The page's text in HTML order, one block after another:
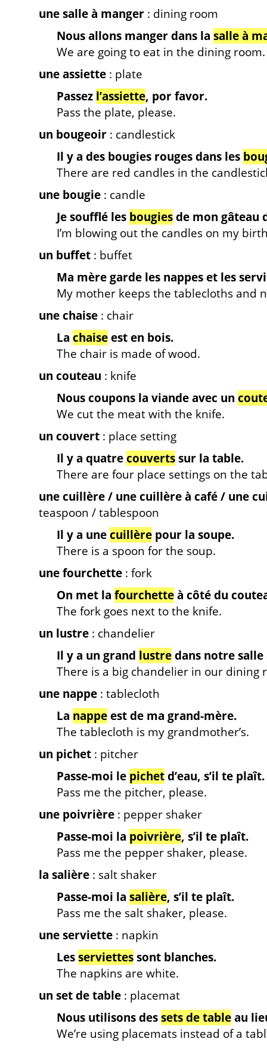
une salle à manger : dining room
Nous allons manger dans la salle à
We are going to eat in the dining room.
une assiette : plate
Passez l’assiette, por favor.
Pass the plate, please.
un bougeoir : candlestick
Il y a des bougies rouges dans les
There are red candles in the
une bougie : candle
Je soufflé les bougiesde mon gâteau
I’m blowing out the candles on my
un buffet : buffet
Ma mère garde les nappes et les
My mother keeps the tablecloths and
une chaise : chair
La chaiseest en bois.
The chair is made of wood.
un couteau : knife
Nous coupons la viande avec un
We cut the meat with the knife.
un couvert : place setting
Il y a quatrecouvertssur la table.
There are four place settings on the
une cuillère / une cuillère à café / une
teaspoon / tablespoon
Il y a unecuillère pour la soupe.
There is a spoon for the soup.
une fourchette : fork
On met la fourchetteà côté du
The fork goes next to the knife.
un lustre : chandelier
Il y a un grand lustredans notre salle
There is a big chandelier in our dining
une nappe : tablecloth
La nappeest de ma grand-mère.
The tablecloth is my grandmother’s.
un pichet : pitcher
Passe-moi le pichetd’eau, s’il te plaît.
Pass me the pitcher, please.
une poivrière : pepper shaker
Passe-moi la poivrière, s’il te plaît.
Pass me the pepper shaker, please.
la salière : salt shaker
Passe-moi la salière, s’il te plaît.
Pass me the salt shaker, please.
une serviette : napkin
Lesserviettessont blanches.
The napkins are white.
un set de table : placemat
Nous utilisons dessets de tableau
We’re using placemats instead of a